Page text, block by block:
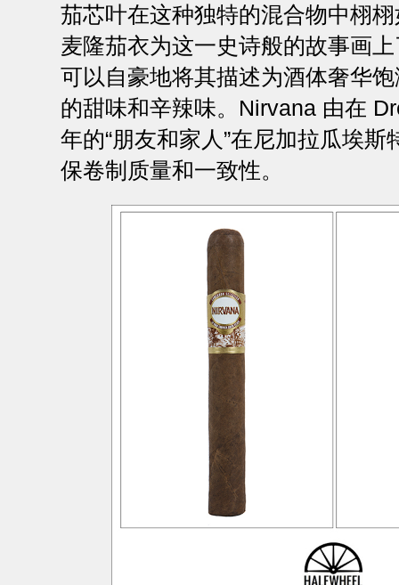
茄芯叶在这种独特的混合物中栩
麦隆茄衣为这一史诗般的故事画
可以自豪地将其描述为酒体奢华
的甜味和辛辣味。Nirvana 由在
年的“朋友和家人”在尼加拉瓜埃
保卷制质量和一致性。